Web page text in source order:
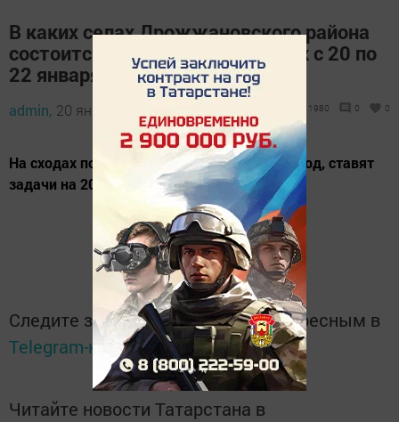
В каких селах Дрожжановского района
состоится сход граждан: график с 20 по
22 января
admin, 20 января 2021 - 13:33 1980 0 0
На сходах подводят итоги работы за 2020 год, ставят
задачи на 2021 год.
Следите за самым важным и интересным в
Telegram-канале Татмедиа
Читайте новости Татарстана в